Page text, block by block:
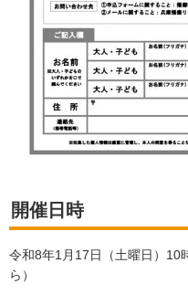
開催日時
令和8年1月17日（土曜日）10
ら）